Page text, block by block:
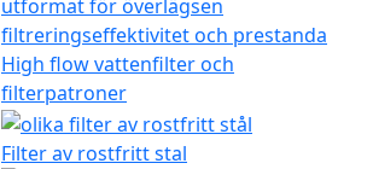
High flow vattenfilter och
filterpatroner
Filter av rostfritt stal